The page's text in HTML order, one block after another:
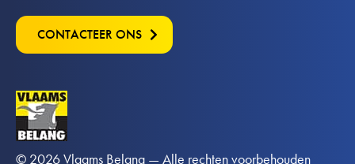
CONTACTEER ONS
© 2026 Vlaams Belang — Alle rechten voorbehouden